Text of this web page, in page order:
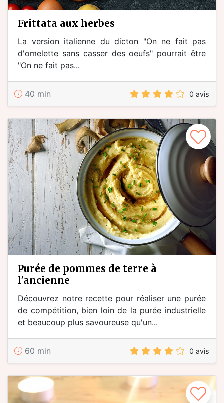
frittata aux herbes
La version italienne du dicton "On ne fait pas
d'omelette sans casser des oeufs" pourrait être
"On ne fait pas...
40 min 0 avis
purée de pommes de terre à
l'ancienne
Découvrez notre recette pour réaliser une purée
de compétition, bien loin de la purée industrielle
et beaucoup plus savoureuse qu'un...
60 min 0 avis